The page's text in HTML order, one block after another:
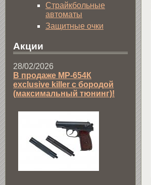
Страйкбольные
автоматы
Защитные очки
Акции
28/02/2026
В продаже МР-654К
exclusive killer с бородой
(максимальный тюнинг)!